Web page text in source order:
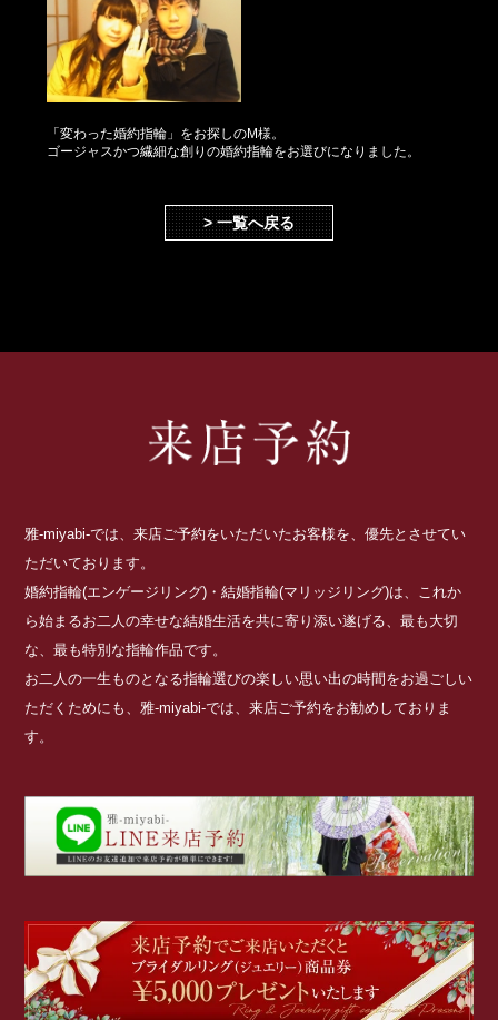
「変わった婚約指輪」をお探しのM様。
ゴージャスかつ繊細な創りの婚約指輪をお選びになりました。
> 一覧へ戻る
雅-miyabi-では、来店ご予約をいただいたお客様を、優先とさせてい
ただいております。
婚約指輪(エンゲージリング)・結婚指輪(マリッジリング)は、これか
ら始まるお二人の幸せな結婚生活を共に寄り添い遂げる、最も大切
な、最も特別な指輪作品です。
お二人の一生ものとなる指輪選びの楽しい思い出の時間をお過ごしい
ただくためにも、雅-miyabi-では、来店ご予約をお勧めしておりま
す。